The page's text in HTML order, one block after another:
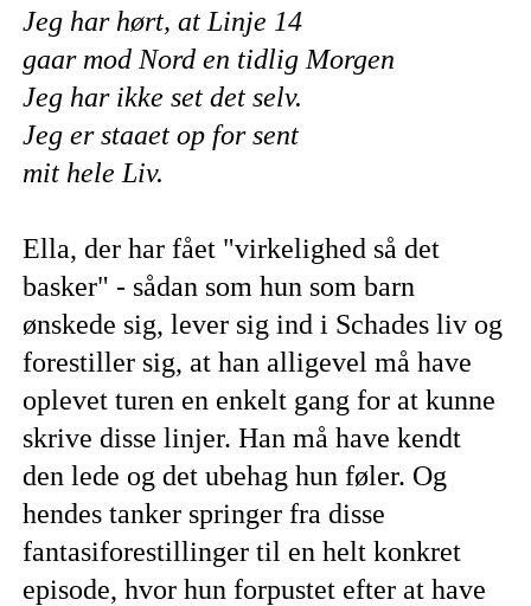
Jeg har hørt, at Linje 14
gaar mod Nord en tidlig Morgen
Jeg har ikke set det selv.
Jeg er staaet op for sent
mit hele Liv.
Ella, der har fået "virkelighed så det
basker" - sådan som hun som barn
ønskede sig, lever sig ind i Schades liv og
forestiller sig, at han alligevel må have
oplevet turen en enkelt gang for at kunne
skrive disse linjer. Han må have kendt
den lede og det ubehag hun føler. Og
hendes tanker springer fra disse
fantasiforestillinger til en helt konkret
episode, hvor hun forpustet efter at have